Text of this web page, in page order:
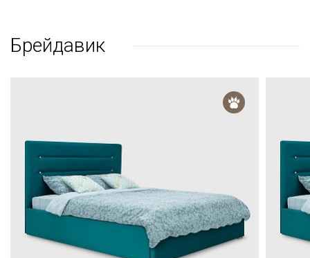
Брейдавик